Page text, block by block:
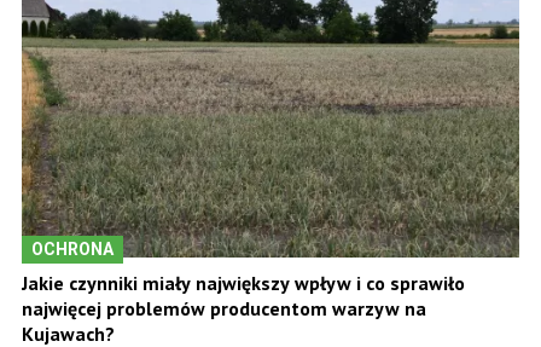
OCHRONA
Jakie czynniki miały największy wpływ i co sprawiło
najwięcej problemów producentom warzyw na
Kujawach?